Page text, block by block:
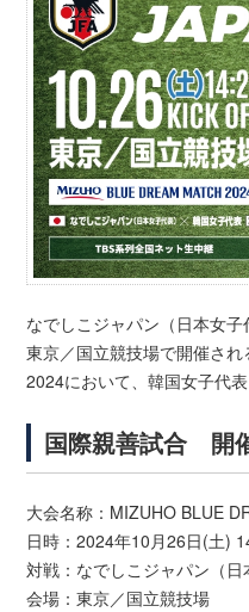
なでしこジャパン（日本女
東京／国立競技場で開催さ
2024において、韓国女子代
国際親善試合 開
大会名称：MIZUHO BLUE
日時：2024年10月26日(土)
対戦：なでしこジャパン（
会場：東京／国立競技場